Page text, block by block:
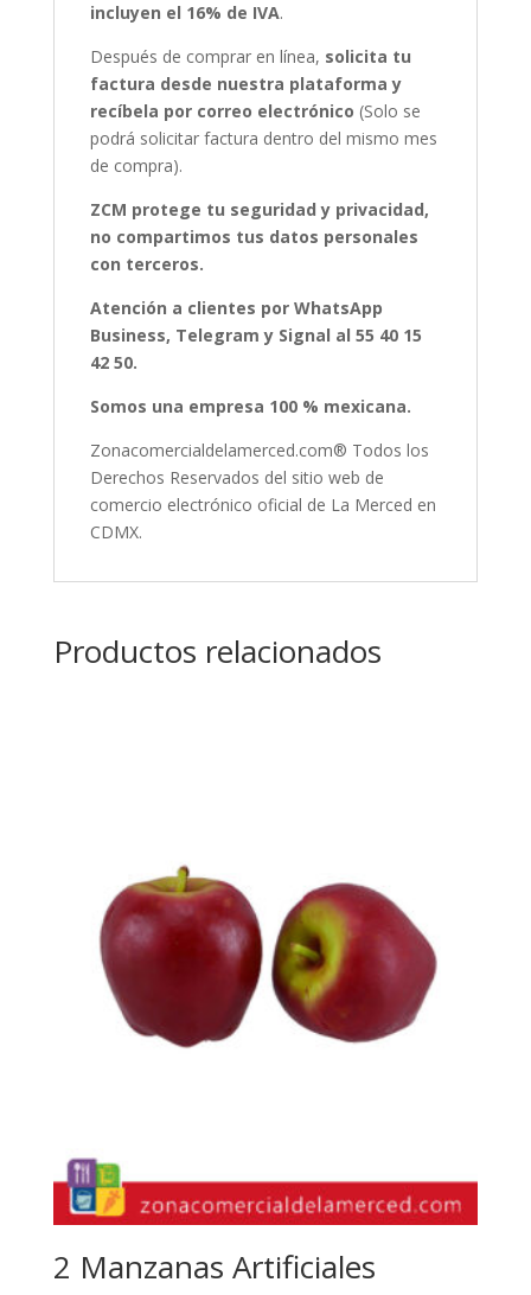
incluyen el 16% de IVA.
Después de comprar en línea, solicita tu
factura desde nuestra plataforma y
recíbela por correo electrónico (Solo se
podrá solicitar factura dentro del mismo mes
de compra).
ZCM protege tu seguridad y privacidad,
no compartimos tus datos personales
con terceros.
Atención a clientes por WhatsApp
Business, Telegram y Signal al 55 40 15
42 50.
Somos una empresa 100 % mexicana.
Zonacomercialdelamerced.com® Todos los
Derechos Reservados del sitio web de
comercio electrónico oficial de La Merced en
CDMX.
Productos relacionados
2 Manzanas Artificiales